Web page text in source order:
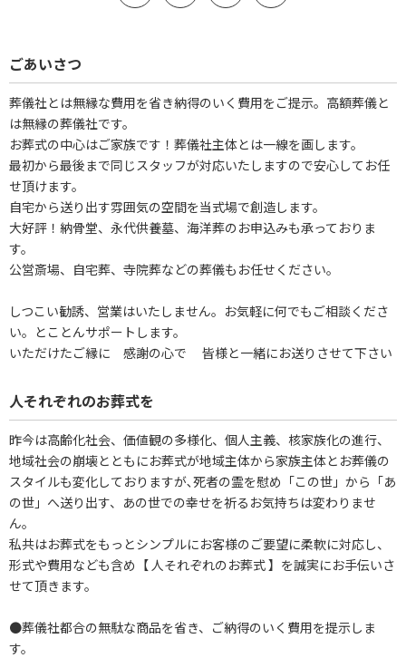
ごあいさつ
葬儀社とは無縁な費用を省き納得のいく費用をご提示。高額葬儀と
は無縁の葬儀社です。
お葬式の中心はご家族です！葬儀社主体とは一線を画します。
最初から最後まで同じスタッフが対応いたしますので安心してお任
せ頂けます。
自宅から送り出す雰囲気の空間を当式場で創造します。
大好評！納骨堂、永代供養墓、海洋葬のお申込みも承っておりま
す。
公営斎場、自宅葬、寺院葬などの葬儀もお任せください。
しつこい勧誘、営業はいたしません。お気軽に何でもご相談くださ
い。とことんサポートします。
いただけたご縁に 感謝の心で 皆様と一緒にお送りさせて下さい
人それぞれのお葬式を
昨今は高齢化社会、価値観の多様化、個人主義、核家族化の進行、
地域社会の崩壊とともにお葬式が地域主体から家族主体とお葬儀の
スタイルも変化しておりますが､死者の霊を慰め「この世」から「あ
の世」へ送り出す、あの世での幸せを祈るお気持ちは変わりませ
ん。
私共はお葬式をもっとシンプルにお客様のご要望に柔軟に対応し、
形式や費用なども含め【 人それぞれのお葬式 】を誠実にお手伝いさ
せて頂きます。
●葬儀社都合の無駄な商品を省き、ご納得のいく費用を提示しま
す。